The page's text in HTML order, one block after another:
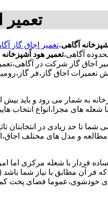
تعمیر
آگاهی،تعمیر اجاق گاز
آگاهی،تعمیر هود
اجاق گاز شرکت در
تعمیرات اجاق گاز،فر
به شمار می رود و باید
شعله های مجزا،انواع انتخاب
تا حد زیادی در انتخابتان
و مدل های مختلف
ساده فردار با شعله مرکزی
فر آن مطابق با نیاز شما باشد
خودشوی،عموما فضای پخت